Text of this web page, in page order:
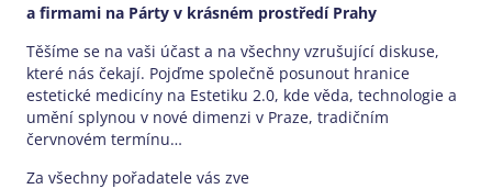
a firmami na Párty v krásném prostředí Prahy
Těšíme se na vaši účast a na všechny vzrušující diskuse,
které nás čekají. Pojďme společně posunout hranice
estetické medicíny na Estetiku 2.0, kde věda, technologie a
umění splynou v nové dimenzi v Praze, tradičním
červnovém termínu…
Za všechny pořadatele vás zve